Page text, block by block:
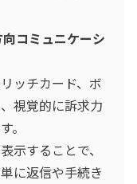
コミュニケーシ
ッチカード、ボ
視覚的に訴求力
。
示することで、
に返信や手続き